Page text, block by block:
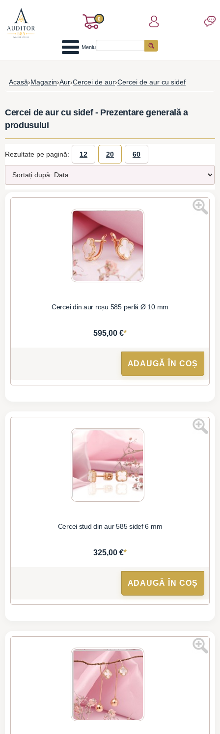
0
Meniu
Acasă›Magazin›Aur›Cercei de aur›Cercei de aur cu sidef
Cercei de aur cu sidef - Prezentare generală a
produsului
Rezultate pe pagină: 12 20 60
Cercei din aur roșu 585 perlă Ø 10 mm
595,00 €*
ADAUGĂ ÎN COȘ
Cercei stud din aur 585 sidef 6 mm
325,00 €*
ADAUGĂ ÎN COȘ